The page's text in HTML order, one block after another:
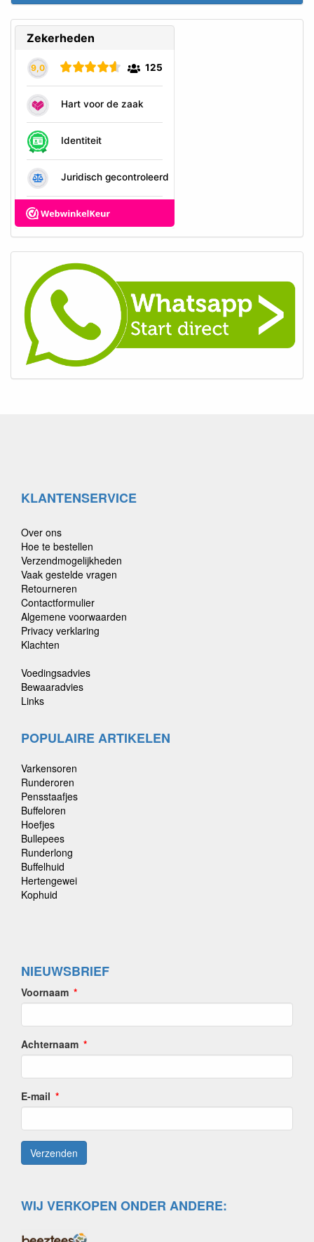
KLANTENSERVICE
Over ons
Hoe te bestellen
Verzendmogelijkheden
Vaak gestelde vragen
Retourneren
Contactformulier
Algemene voorwaarden
Privacy verklaring
Klachten
Voedingsadvies
Bewaaradvies
Links
POPULAIRE ARTIKELEN
Varkensoren
Runderoren
Pensstaafjes
Buffeloren
Hoefjes
Bullepees
Runderlong
Buffelhuid
Hertengewei
Kophuid
NIEUWSBRIEF
Voornaam
Achternaam
E-mail
WIJ VERKOPEN ONDER ANDERE: